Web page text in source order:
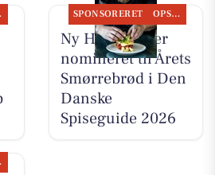
SPONSORERET OPSLAGSTAVLEN
Ny Hattenæs er
nomineret til Årets
Smørrebrød i Den
Danske
Spiseguide 2026